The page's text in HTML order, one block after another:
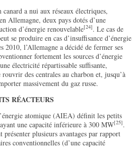
a nui aux réseaux électriques,
Allemagne, deux pays dotés d’une
d’énergie renouvelable[24]. Le cas de
se produire en cas d’insuffisance d’énergie
2010, l’Allemagne a décidé de fermer ses
fortement les sources d’énergie
électricité répartissable suffisante,
des centrales au charbon et, jusqu’à
massivement du gaz russe.
RÉACTEURS
atomique (AIEA) définit les petits
une capacité inférieure à 300 MW[25].
présenter plusieurs avantages par rapport
conventionnelles (d’une capacité